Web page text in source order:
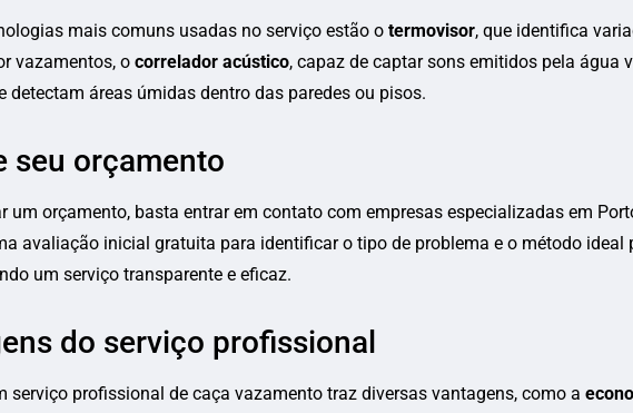
mais comuns usadas no serviço estão o termovisor, que identifica
vazamentos, o correlador acústico, capaz de captar sons emitidos pela água
detectam áreas úmidas dentro das paredes ou pisos.
seu orçamento
um orçamento, basta entrar em contato com empresas especializadas em
avaliação inicial gratuita para identificar o tipo de problema e o método ideal
um serviço transparente e eficaz.
do serviço profissional
serviço profissional de caça vazamento traz diversas vantagens, como a